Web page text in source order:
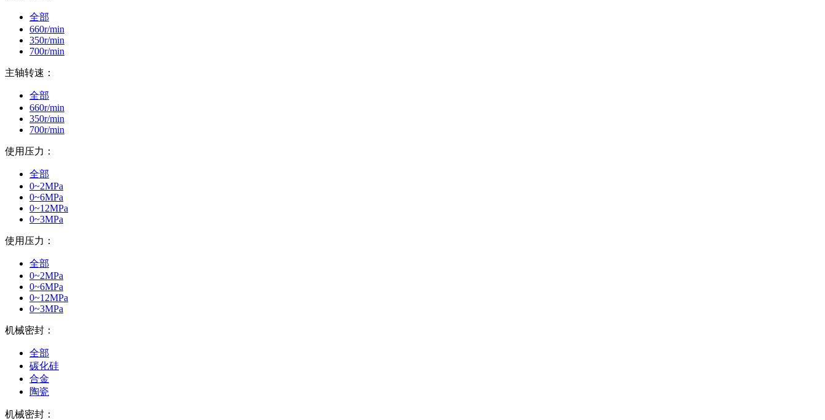
全部
660r/min
350r/min
700r/min
主轴转速：
全部
660r/min
350r/min
700r/min
使用压力：
全部
0~2MPa
0~6MPa
0~12MPa
0~3MPa
使用压力：
全部
0~2MPa
0~6MPa
0~12MPa
0~3MPa
机械密封：
全部
碳化硅
合金
陶瓷
机械密封：